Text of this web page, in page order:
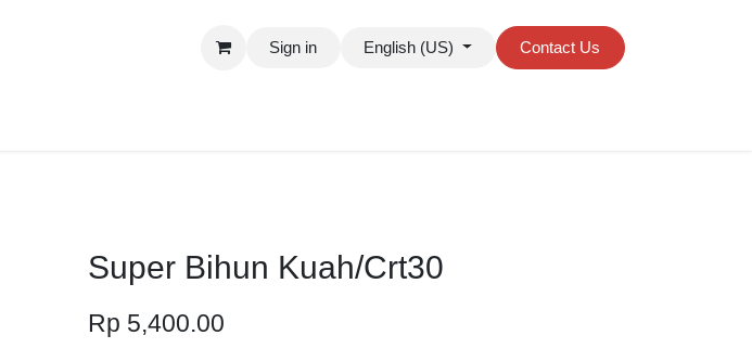
Sign in English (US) Contact Us
Super Bihun Kuah/Crt30
Rp 5,400.00